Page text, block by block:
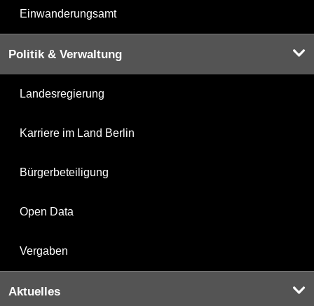
Einwanderungsamt
Politik & Verwaltung
Landesregierung
Karriere im Land Berlin
Bürgerbeteiligung
Open Data
Vergaben
Aktuelles